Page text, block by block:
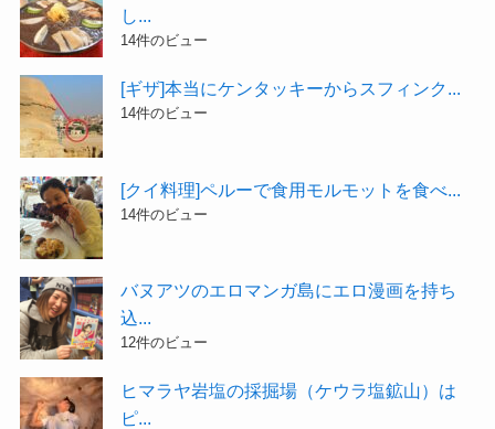
し...
14件のビュー
[ギザ]本当にケンタッキーからスフィンク...
14件のビュー
[クイ料理]ペルーで食用モルモットを食べ...
14件のビュー
バヌアツのエロマンガ島にエロ漫画を持ち
込...
12件のビュー
ヒマラヤ岩塩の採掘場（ケウラ塩鉱山）は
ピ...